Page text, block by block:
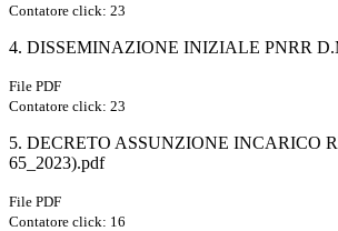
Contatore click: 23
4. DISSEMINAZIONE INIZIALE PNRR
File PDF
Contatore click: 23
5. DECRETO ASSUNZIONE INCARICO
65_2023).pdf
File PDF
Contatore click: 16